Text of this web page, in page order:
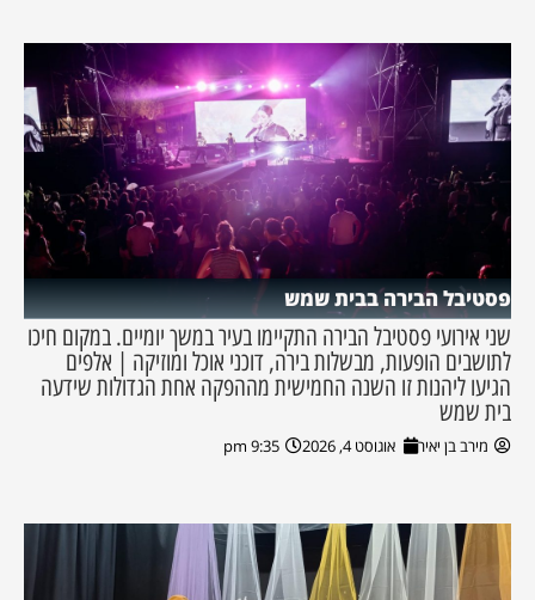
פסטיבל הבירה בבית שמש
שני אירועי פסטיבל הבירה התקיימו בעיר במשך יומיים. במקום חיכו
לתושבים הופעות, מבשלות בירה, דוכני אוכל ומוזיקה | אלפים
הגיעו ליהנות זו השנה החמישית מההפקה אחת הגדולות שידעה
בית שמש
מירב בן יאיר אוגוסט 4, 2026 9:35 pm